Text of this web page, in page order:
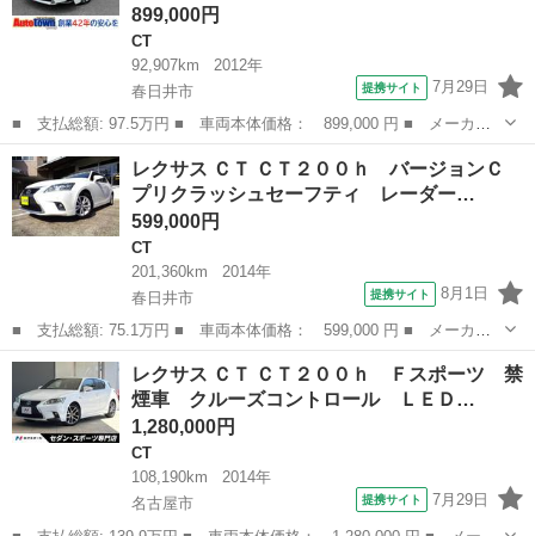
899,000円
CT
92,907km
2012年
春日井市
提携サイト 7月29日
■ 支払総額: 97.5万円 ■ 車両本体価格： 899,000 円 ■ メーカー
名： レクサス ■ 車種名： ＣＴ ■ グレード名： ＣＴ２００
ｈ バージョンＣ 純正ＨＤＤナビ フルセグＴＶ Ｂｌｕｅｔｏｏ
ｔｈオーディオ...
愛知 春日井市
レクサス ＣＴ ＣＴ２００ｈ バージョンＣ
プリクラッシュセーフティ レーダー…
599,000円
CT
201,360km
2014年
春日井市
提携サイト 8月1日
■ 支払総額: 75.1万円 ■ 車両本体価格： 599,000 円 ■ メーカー
名： レクサス ■ 車種名： ＣＴ ■ グレード名： ＣＴ２００
ｈ バージョンＣ プリクラッシュセーフティ レーダークルーズコ
ントロール ス...
愛知 春日井市
レクサス ＣＴ ＣＴ２００ｈ Ｆスポーツ 禁
煙車 クルーズコントロール ＬＥＤ…
1,280,000円
CT
108,190km
2014年
名古屋市
提携サイト 7月29日